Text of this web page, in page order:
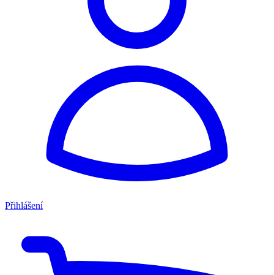
Přihlášení